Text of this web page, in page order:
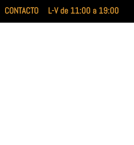
CONTACTO L-V de 11:00 a 19:00